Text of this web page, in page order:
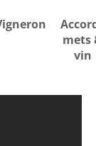
mets
vin